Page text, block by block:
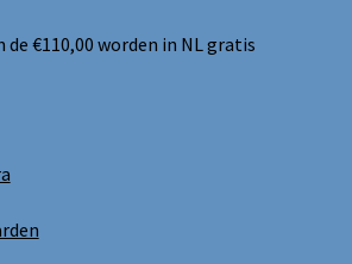
€110,00 worden in NL gratis